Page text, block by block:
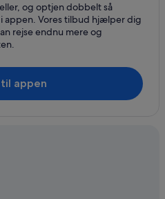
og optjen dobbelt så
appen. Vores tilbud hjælper dig
rejse endnu mere og
appen